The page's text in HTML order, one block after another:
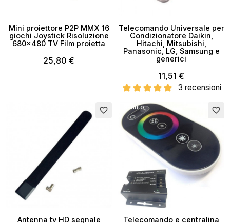
Mini proiettore P2P MMX 16
giochi Joystick Risoluzione
680x480 TV Film proietta
25,80 €
Telecomando Universale per
Condizionatore Daikin,
Hitachi, Mitsubishi,
Panasonic, LG, Samsung e
generici
11,51 €
3 recensioni
favorite_border
Antenna tv HD segnale
Esaurito favorite_border
Telecomando e centralina